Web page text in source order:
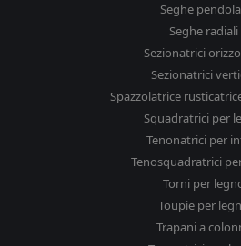
Seghe
Seghe radiali
Sezionatrici
Sezionatrici
Spazzolatrice
Squadratrici per
Tenonatrici per
Tenosquadratrici
Torni per
Toupie per
Trapani a